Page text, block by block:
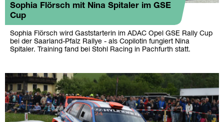
Sophia Flörsch mit Nina Spitaler im GSE
Cup
Sophia Flörsch wird Gaststarterin im ADAC Opel GSE Rally Cup
bei der Saarland-Pfalz Rallye - als Copilotin fungiert Nina
Spitaler. Training fand bei Stohl Racing in Pachfurth statt.